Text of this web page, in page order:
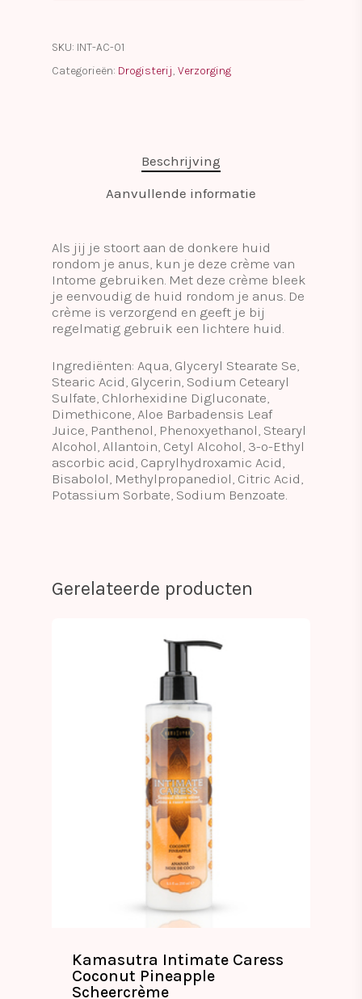
SKU: INT-AC-01
Categorieën: Drogisterij, Verzorging
Beschrijving
Aanvullende informatie
Als jij je stoort aan de donkere huid
rondom je anus, kun je deze crème van
Intome gebruiken. Met deze crème bleek
je eenvoudig de huid rondom je anus. De
crème is verzorgend en geeft je bij
regelmatig gebruik een lichtere huid.
Ingrediënten: Aqua, Glyceryl Stearate Se,
Stearic Acid, Glycerin, Sodium Cetearyl
Sulfate, Chlorhexidine Digluconate,
Dimethicone, Aloe Barbadensis Leaf
Juice, Panthenol, Phenoxyethanol, Stearyl
Alcohol, Allantoin, Cetyl Alcohol, 3-o-Ethyl
ascorbic acid, Caprylhydroxamic Acid,
Bisabolol, Methylpropanediol, Citric Acid,
Potassium Sorbate, Sodium Benzoate.
Gerelateerde producten
Kamasutra Intimate Caress
Coconut Pineapple
Scheercrème